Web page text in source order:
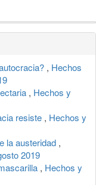
, Hechos
, Hechos y
resiste , Hechos y
la austeridad ,
2019
, Hechos y